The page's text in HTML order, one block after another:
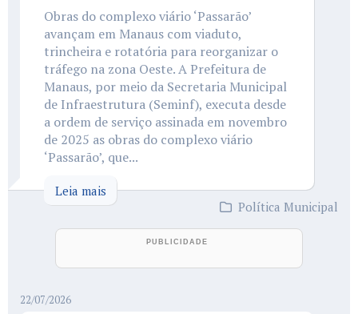
Obras do complexo viário ‘Passarão’
avançam em Manaus com viaduto,
trincheira e rotatória para reorganizar o
tráfego na zona Oeste. A Prefeitura de
Manaus, por meio da Secretaria Municipal
de Infraestrutura (Seminf), executa desde
a ordem de serviço assinada em novembro
de 2025 as obras do complexo viário
‘Passarão’, que...
Leia mais
Política Municipal
22/07/2026